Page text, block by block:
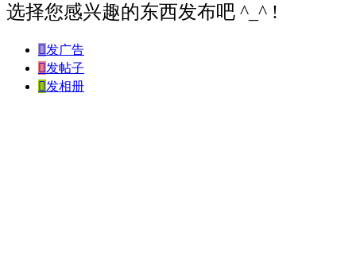
选择您感兴趣的东西发布吧 ^_^ !
发广告
发帖子
发相册